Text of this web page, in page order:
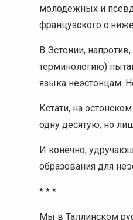
молодежных и
французского с
В Эстонии,
терминологию)
языка неэстонцам.
Кстати, на
одну десятую, но
И конечно,
образования для
* * *
Мы в Таллинском